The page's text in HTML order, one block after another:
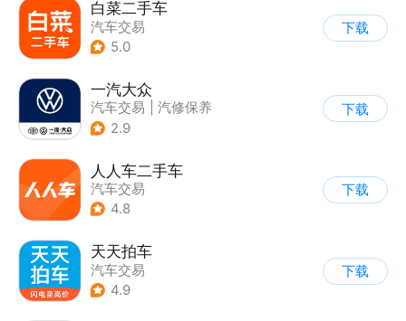
白菜二手车
汽车交易
5.0
下载
一汽大众
汽车交易
汽修保养
2.9
下载
人人车二手车
汽车交易
4.8
下载
天天拍车
汽车交易
4.9
下载